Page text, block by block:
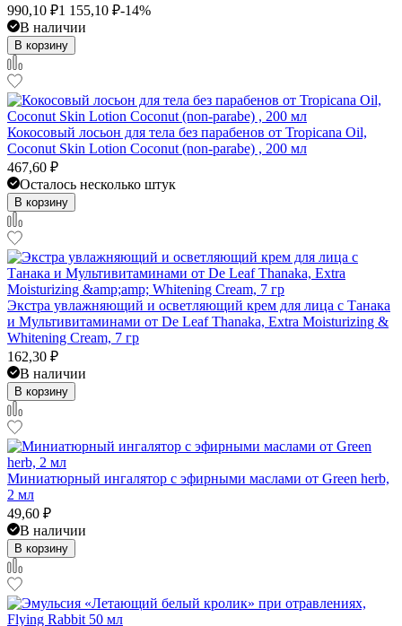
990,10 ₽1 155,10 ₽-14%
В наличии
В корзину
Кокосовый лосьон для тела без парабенов от Tropicana Oil,
Coconut Skin Lotion Coconut (non-parabe) , 200 мл
467,60 ₽
Осталось несколько штук
В корзину
Экстра увлажняющий и осветляющий крем для лица с Танака
и Мультивитаминами от De Leaf Thanaka, Extra Moisturizing &
Whitening Cream, 7 гр
162,30 ₽
В наличии
В корзину
Миниатюрный ингалятор с эфирными маслами от Green herb,
2 мл
49,60 ₽
В наличии
В корзину